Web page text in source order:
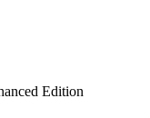
Edition